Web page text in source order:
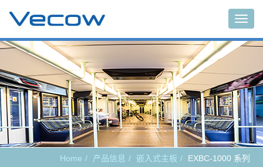
Home 产品信息 嵌入式主板 EXBC-1000 系列